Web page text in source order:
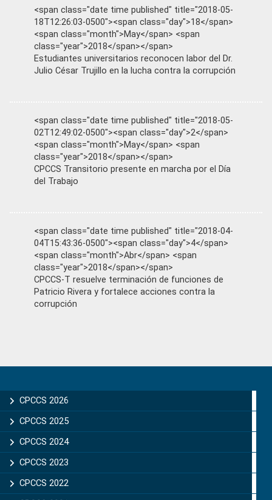
<span class="date time published" title="2018-05-
18T12:26:03-0500"><span class="day">18</span>
<span class="month">May</span> <span
class="year">2018</span></span>
Estudiantes universitarios reconocen labor del Dr.
Julio César Trujillo en la lucha contra la corrupción
<span class="date time published" title="2018-05-
02T12:49:02-0500"><span class="day">2</span>
<span class="month">May</span> <span
class="year">2018</span></span>
CPCCS Transitorio presente en marcha por el Día
del Trabajo
<span class="date time published" title="2018-04-
04T15:43:36-0500"><span class="day">4</span>
<span class="month">Abr</span> <span
class="year">2018</span></span>
CPCCS-T resuelve terminación de funciones de
Patricio Rivera y fortalece acciones contra la
corrupción
Sidebar
CPCCS 2026
CPCCS 2025
CPCCS 2024
CPCCS 2023
CPCCS 2022